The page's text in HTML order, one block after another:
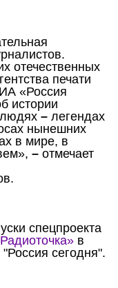
отечественных
печати
«Россия
истории
– легендах
нынешних
в мире, в
– отмечает
спецпроекта
в
сегодня".